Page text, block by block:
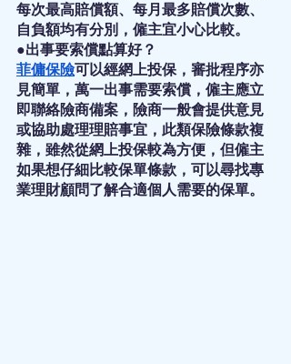
每次最高賠償額、每月最多賠償次數、
自負額均有分別，僱主宜小心比較。
●出事要索償點算好？
菲傭保險可以經網上投保，審批程序亦
見簡單，萬一出事需要索償，僱主應立
即聯絡險商備案，險商一般會提供意見
或協助處理理賠事宜，此類保險條款複
雜，雖然從網上投保較為方便，但僱主
如果想仔細比較保單條款，可以尋找專
業理財顧問了解合適個人需要的保單。